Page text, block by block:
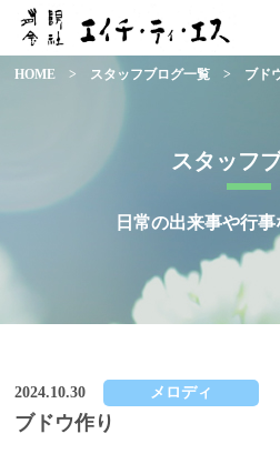
スタッフ
日常の出来事や行
HOME > スタッフブログ一覧 > ブド
2024.10.30 メロディ
ブドウ作り